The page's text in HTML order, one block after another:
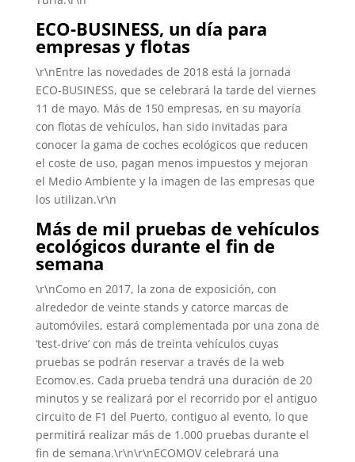
ECO-BUSINESS, un día para
empresas y flotas
\r\nEntre las novedades de 2018 está la jornada
ECO-BUSINESS, que se celebrará la tarde del viernes
11 de mayo. Más de 150 empresas, en su mayoría
con flotas de vehículos, han sido invitadas para
conocer la gama de coches ecológicos que reducen
el coste de uso, pagan menos impuestos y mejoran
el Medio Ambiente y la imagen de las empresas que
los utilizan.\r\n
Más de mil pruebas de vehículos
ecológicos durante el fin de
semana
\r\nComo en 2017, la zona de exposición, con
alrededor de veinte stands y catorce marcas de
automóviles, estará complementada por una zona de
‘test-drive’ con más de treinta vehículos cuyas
pruebas se podrán reservar a través de la web
Ecomov.es. Cada prueba tendrá una duración de 20
minutos y se realizará por el recorrido por el antiguo
circuito de F1 del Puerto, contiguo al evento, lo que
permitirá realizar más de 1.000 pruebas durante el
fin de semana.\r\n\r\nECOMOV celebrará una